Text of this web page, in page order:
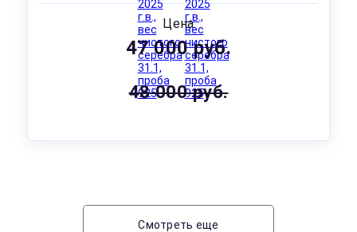
Цена
47 000 руб.
48 000 руб.
Смотреть еще